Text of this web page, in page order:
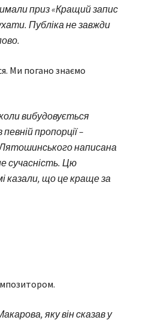
приз «Кращий запис
Публіка не завжди
Ми погано знаємо
вибудовується
пропорції –
написана
сучасність. Цю
казали, що це краще за
яку він сказав у